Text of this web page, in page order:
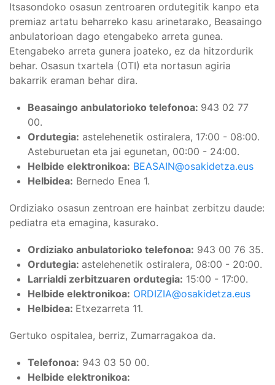
Itsasondoko osasun zentroaren ordutegitik kanpo eta
premiaz artatu beharreko kasu arinetarako, Beasaingo
anbulatorioan dago etengabeko arreta gunea.
Etengabeko arreta gunera joateko, ez da hitzordurik
behar. Osasun txartela (OTI) eta nortasun agiria
bakarrik eraman behar dira.
Beasaingo anbulatorioko telefonoa: 943 02 77
00.
Ordutegia: astelehenetik ostiralera, 17:00 - 08:00.
Asteburuetan eta jai egunetan, 00:00 - 24:00.
Helbide elektronikoa: BEASAIN@osakidetza.eus
Helbidea: Bernedo Enea 1.
Ordiziako osasun zentroan ere hainbat zerbitzu daude:
pediatra eta emagina, kasurako.
Ordiziako anbulatorioko telefonoa: 943 00 76 35.
Ordutegia: astelehenetik ostiralera, 08:00 - 20:00.
Larrialdi zerbitzuaren ordutegia: 15:00 - 17:00.
Helbide elektronikoa: ORDIZIA@osakidetza.eus
Helbidea: Etxezarreta 11.
Gertuko ospitalea, berriz, Zumarragakoa da.
Telefonoa: 943 03 50 00.
Helbide elektronikoa: